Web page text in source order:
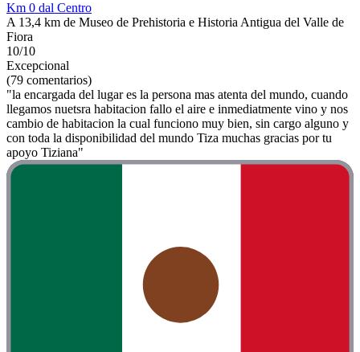
Km 0 dal Centro
A 13,4 km de Museo de Prehistoria e Historia Antigua del Valle de
Fiora
10/10
Excepcional
(79 comentarios)
"la encargada del lugar es la persona mas atenta del mundo, cuando
llegamos nuetsra habitacion fallo el aire e inmediatmente vino y nos
cambio de habitacion la cual funciono muy bien, sin cargo alguno y
con toda la disponibilidad del mundo Tiza muchas gracias por tu
apoyo Tiziana"